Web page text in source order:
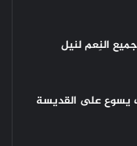
النِعم لنيل
يسوع على القديسة